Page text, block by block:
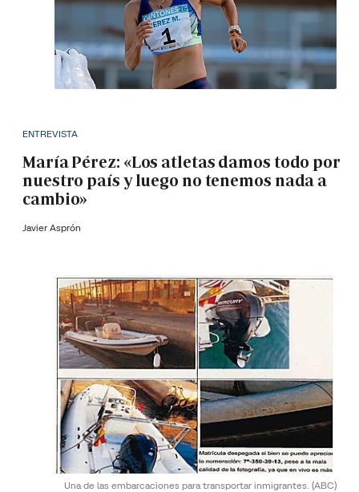
ENTREVISTA
María Pérez: «Los atletas damos todo por
nuestro país y luego no tenemos nada a
cambio»
Javier Asprón
Una de las embarcaciones para transportar inmigrantes. (ABC)